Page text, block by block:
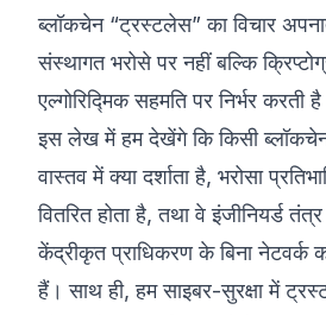
ब्लॉकचेन “ट्रस्टलेस” का विचार
संस्थागत भरोसे पर नहीं बल्कि
एल्गोरिद्मिक सहमति पर निर्भर करती
इस लेख में हम देखेंगे कि किसी
वास्तव में क्या दर्शाता है, भरोसा
वितरित होता है, तथा वे इंजीनियर्ड
केंद्रीकृत प्राधिकरण के बिना नेटवर्क
हैं। साथ ही, हम साइबर-सुरक्षा में